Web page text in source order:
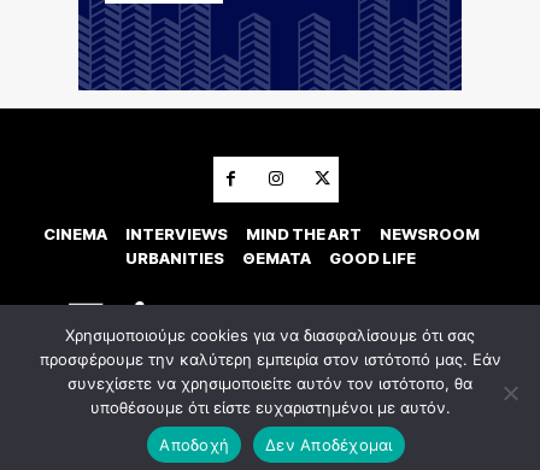
CINEMA INTERVIEWS MIND THE ART
NEWSROOM
URBANITIES
ΘΕΜΑΤΑ GOOD LIFE
© 2023 Εxostispress - All right reserved. Κατασκευή Ιστοσελίδας
digital agency
Οροι χρήσης
Χρησιμοποιούμε cookies για να διασφαλίσουμε ότι σας
προσφέρουμε την καλύτερη εμπειρία στον ιστότοπό μας. Εάν
συνεχίσετε να χρησιμοποιείτε αυτόν τον ιστότοπο, θα
υποθέσουμε ότι είστε ευχαριστημένοι με αυτόν.
Αποδοχή
Δεν Αποδέχομαι